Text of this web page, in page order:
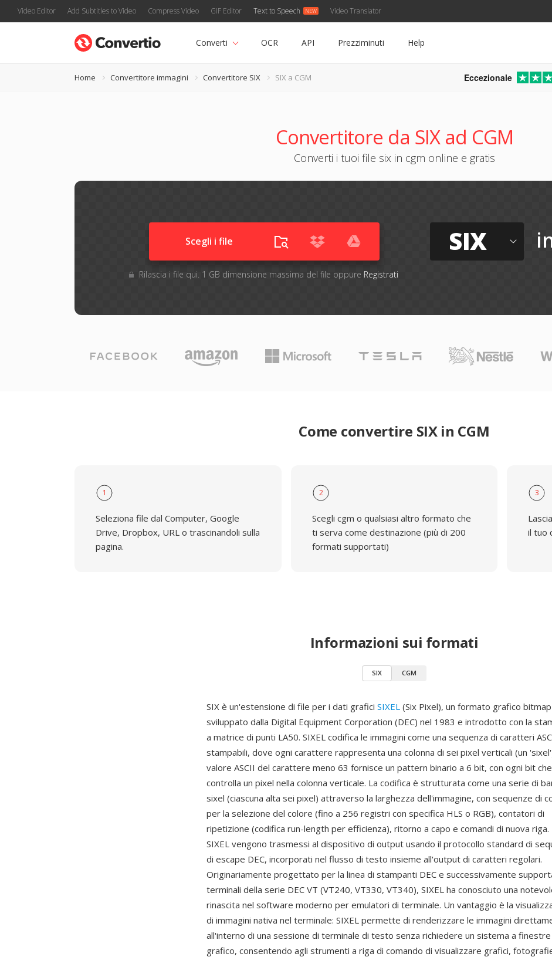
Video Editor Add Subtitles to Video Compress Video GIF Editor Text to Speech Video Translator
Converti OCR API Prezziminuti Help
Home Convertitore immagini Convertitore SIX SIX a CGM Eccezionale
Convertitore da SIX ad CGM
Converti i tuoi file six in cgm online e gratis
Scegli i file
Rilascia i file qui. 1 GB dimensione massima del file oppure Registrati
SIX
Come convertire SIX in CGM
1
Seleziona file dal Computer, Google
Drive, Dropbox, URL o trascinandoli sulla
pagina.
2
Scegli cgm o qualsiasi altro formato che
ti serva come destinazione (più di 200
formati supportati)
3
il tuo
Informazioni sui formati
SIX CGM
SIX è un'estensione di file per i dati grafici SIXEL (Six Pixel), un formato grafico bitmap
sviluppato dalla Digital Equipment Corporation (DEC) nel 1983 e introdotto con la
a matrice di punti LA50. SIXEL codifica le immagini come una sequenza di caratteri
stampabili, dove ogni carattere rappresenta una colonna di sei pixel verticali (un
valore ASCII del carattere meno 63 fornisce un pattern binario a 6 bit, con ogni bit che
controlla un pixel nella colonna verticale. La codifica è strutturata come una serie di
sixel (ciascuna alta sei pixel) attraverso la larghezza dell'immagine, con sequenze di
per la selezione del colore (fino a 256 registri con specifica HLS o RGB), contatori di
ripetizione (codifica run-length per efficienza), ritorno a capo e comandi di nuova riga.
SIXEL vengono trasmessi al dispositivo di output usando il protocollo standard di
di escape DEC, incorporati nel flusso di testo insieme all'output di caratteri regolari.
Originariamente progettato per la linea di stampanti DEC e successivamente
terminali della serie DEC VT (VT240, VT330, VT340), SIXEL ha conosciuto una
rinascita nel software moderno per emulatori di terminale. Un vantaggio è la
di immagini nativa nel terminale: SIXEL permette di renderizzare le immagini
all'interno di una sessione di terminale di testo senza richiedere un sistema a finestre
grafico, consentendo agli strumenti a riga di comando di visualizzare grafici,